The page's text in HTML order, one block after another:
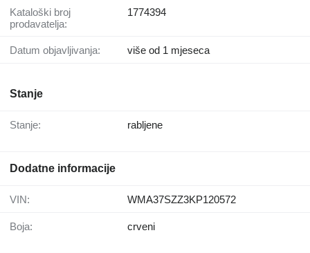
Kataloški broj
prodavatelja:
1774394
Datum objavljivanja: više od 1 mjeseca
Stanje
Stanje: rabljene
Dodatne informacije
VIN: WMA37SZZ3KP120572
Boja: crveni